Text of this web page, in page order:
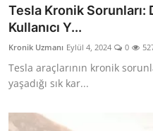
Tesla Kronik Sorunları:
Kullanıcı Y...
Kronik Uzmanı Eylül 4, 2024 0
Tesla araçlarının kronik
yaşadığı sık kar...